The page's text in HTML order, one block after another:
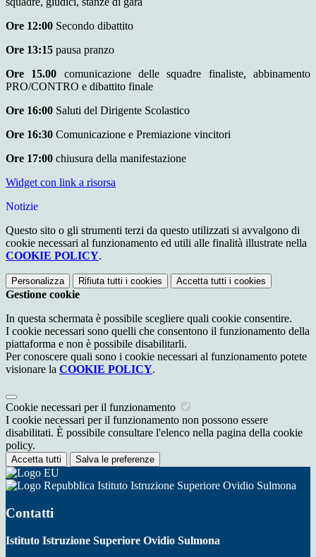
Ore 12:00 Secondo dibattito
Ore 13:15 pausa pranzo
Ore 15.00 comunicazione delle squadre finaliste, abbinamento
PRO/CONTRO e dibattito finale
Ore 16:00 Saluti del Dirigente Scolastico
Ore 16:30 Comunicazione e Premiazione vincitori
Ore 17:00 chiusura della manifestazione
Widget con link a risorsa
Notizie
Questo sito o gli strumenti terzi da questo utilizzati si avvalgono di
cookie necessari al funzionamento ed utili alle finalità illustrate nella
COOKIE POLICY.
Personalizza Rifiuta tutti i cookies Accetta tutti i cookies
Gestione cookie
In questa schermata è possibile scegliere quali cookie consentire.
I cookie necessari sono quelli che consentono il funzionamento della
piattaforma e non è possibile disabilitarli.
Per conoscere quali sono i cookie necessari al funzionamento potete
visionare la COOKIE POLICY.
Cookie necessari per il funzionamento
I cookie necessari per il funzionamento non possono essere
disabilitati. È possibile consultare l'elenco nella pagina della cookie
policy.
Accetta tutti Salva le preferenze
Istituto Istruzione Superiore Ovidio Sulmona
Contatti
Istituto Istruzione Superiore Ovidio Sulmona